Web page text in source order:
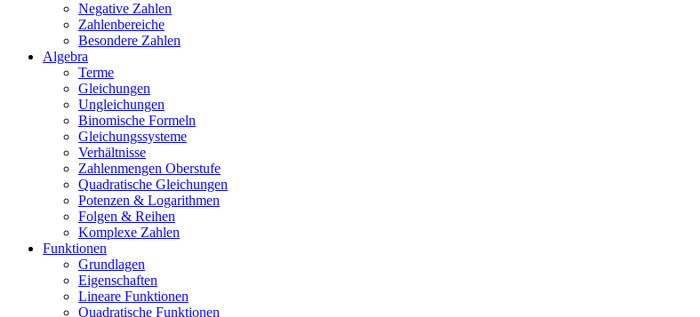
Negative Zahlen
Zahlenbereiche
Besondere Zahlen
Algebra
Terme
Gleichungen
Ungleichungen
Binomische Formeln
Gleichungssysteme
Verhältnisse
Zahlenmengen Oberstufe
Quadratische Gleichungen
Potenzen & Logarithmen
Folgen & Reihen
Komplexe Zahlen
Funktionen
Grundlagen
Eigenschaften
Lineare Funktionen
Quadratische Funktionen